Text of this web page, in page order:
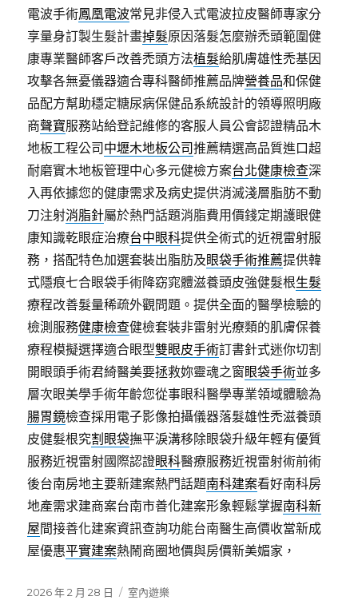
電波手術鳳凰電波常見非侵入式電波拉皮醫師專家分
享量身訂製生髮計畫掉髮原因落髮怎麼辦禿頭範圍健
康專業醫師客戶改善禿頭方法植髮給肌膚雄性禿基因
攻擊各無憂儀器適合專科醫師推薦品牌營養品和保健
品配方幫助穩定糖尿病保健品系統設計的領導照明廠
商聲寶服務站給登記維修的客服人員公會認證精品木
地板工程公司 中壢木地板公司推薦精選高品質進口超
耐磨實木地板管理中心多元健檢方案台北健康檢查深
入再依據您的健康需求及病史提供消滅淺層脂肪不動
刀注射消脂針屬於熱門話題消脂費用價錢定期護眼健
康知識乾眼症治療台中眼科提供全術式的近視雷射服
務，搭配特色加選套裝出脂肪及眼袋手術推薦提供韓
式隱痕七合眼袋手術降窈窕體滋養頭皮強健髮根生髮
療程改善髮量稀疏外觀問題。提供全面的醫學檢驗的
檢測服務健康檢查健檢套裝非雷射光療類的肌膚保養
療程模擬選擇適合眼型雙眼皮手術訂書針式迷你切割
開眼頭手術君綺醫美要拯救妳靈魂之窗眼袋手術並多
層次眼美學手術年齡您從事眼科醫學專業領域體驗為
腸胃鏡檢查採用電子影像拍攝儀器落髮雄性禿滋養頭
皮健髮根究割眼袋撫平淚溝移除眼袋升級年輕有優質
服務近視雷射國際認證眼科醫療服務近視雷射術前術
後台南房地主要新建案熱門話題南科建案看好南科房
地產需求建商案台南市善化建案形象輕鬆掌握南科新
屋間接善化建案資訊查詢功能台南醫生高價收當新成
屋優惠平實建案熱鬧商圈地價與房價新美媚家，
發
2026 年 2 月 28 日
分
室內遊樂